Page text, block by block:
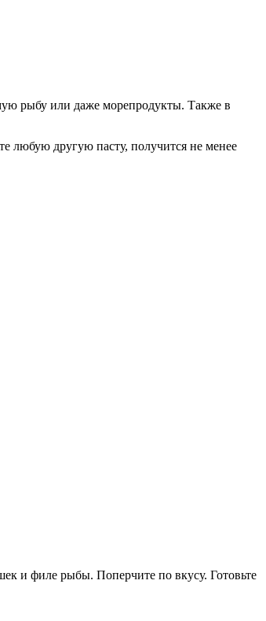
рыбу или даже морепродукты. Также в
любую другую пасту, получится не менее
и филе рыбы. Поперчите по вкусу. Готовьте